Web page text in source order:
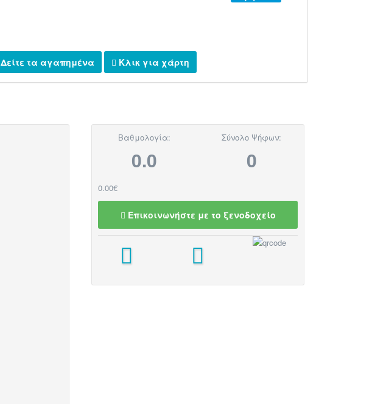
Δείτε τα αγαπημένα Κλικ για χάρτη
Βαθμολογία:
0.0
Σύνολο Ψήφων:
0
0.00€
Επικοινωνήστε με το ξενοδοχείο